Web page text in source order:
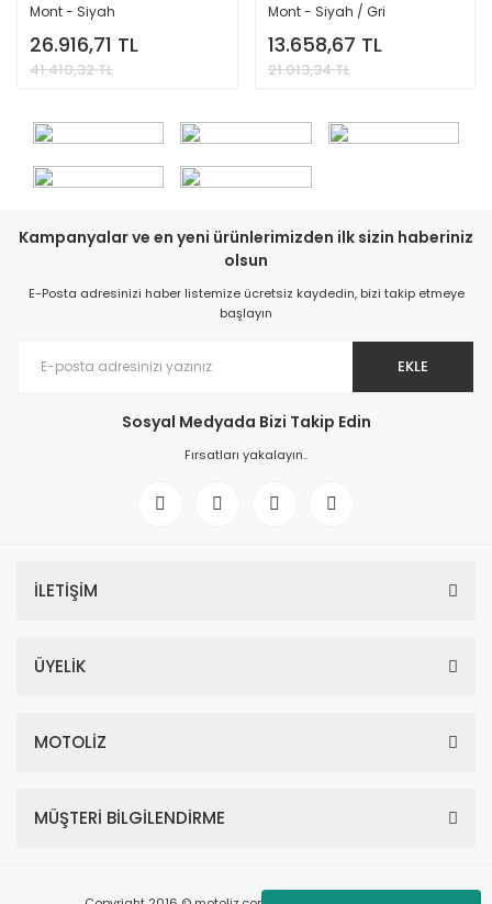
Mont - Siyah
26.916,71 TL
41.410,32 TL
Mont - Siyah / Gri
13.658,67 TL
21.013,34 TL
Kampanyalar ve en yeni ürünlerimizden ilk sizin haberiniz
olsun
E-Posta adresinizi haber listemize ücretsiz kaydedin, bizi takip etmeye
başlayın
EKLE
Sosyal Medyada Bizi Takip Edin
Fırsatları yakalayın..
İLETİŞİM
ÜYELİK
MOTOLİZ
MÜŞTERİ BİLGİLENDİRME